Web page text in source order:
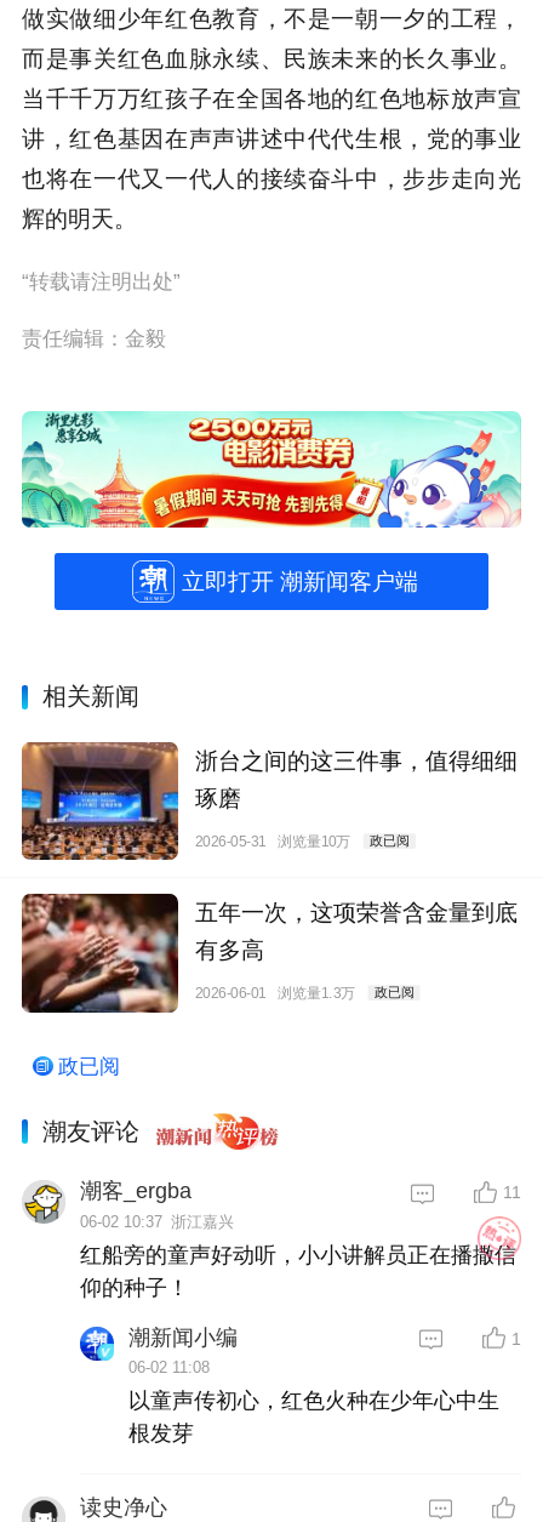
做实做细少年红色教育，不是一朝一夕的工程，
而是事关红色血脉永续、民族未来的长久事业。
当千千万万红孩子在全国各地的红色地标放声宣
讲，红色基因在声声讲述中代代生根，党的事业
也将在一代又一代人的接续奋斗中，步步走向光
辉的明天。
“转载请注明出处”
责任编辑：金毅
立即打开 潮新闻客户端
相关新闻
浙台之间的这三件事，值得细细
琢磨
2026-05-31 浏览量10万 政已阅
五年一次，这项荣誉含金量到底
有多高
2026-06-01 浏览量1.3万 政已阅
政已阅
潮友评论
潮客_ergba
06-02 10:37 浙江嘉兴
11
红船旁的童声好动听，小小讲解员正在播撒信
仰的种子！
潮新闻小编
06-02 11:08
1
以童声传初心，红色火种在少年心中生
根发芽
读史净心